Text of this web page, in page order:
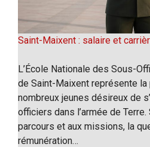
Saint-Maixent : salaire et
L’École Nationale des Sous-
de Saint-Maixent représente
nombreux jeunes désireux de
officiers dans l’armée de Terre.
parcours et aux missions, la
rémunération…